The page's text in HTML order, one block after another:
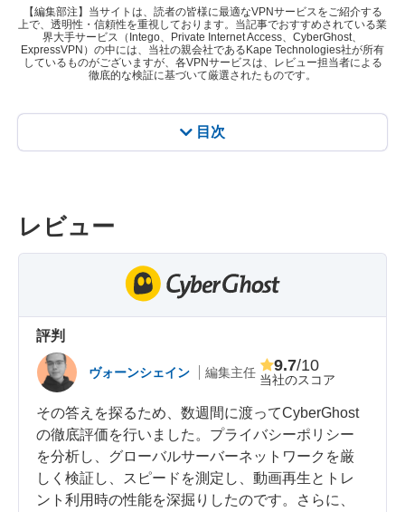
目次
【編集部注】当サイトは、読者の皆様に最適なVPNサービスをご紹介する
上で、透明性・信頼性を重視しております。当記事でおすすめされている業
界大手サービス（Intego、Private Internet Access、CyberGhost、
ExpressVPN）の中には、当社の親会社であるKape Technologies社が所有
しているものがございますが、各VPNサービスは、レビュー担当者による
徹底的な検証に基づいて厳選されたものです。
レビュー
評判
ヴォーンシェイン 編集主任 当社のスコア
9.7/10
その答えを探るため、数週間に渡ってCyberGhost
の徹底評価を行いました。プライバシーポリシー
を分析し、グローバルサーバーネットワークを厳
しく検証し、スピードを測定し、動画再生とトレ
ント利用時の性能を深掘りしたのです。さらに、